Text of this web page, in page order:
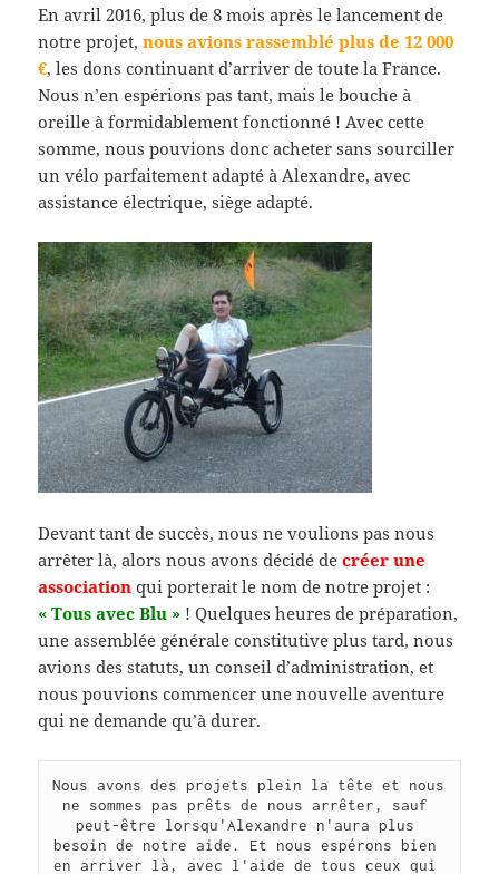
En avril 2016, plus de 8 mois après le lancement de
notre projet,nous avions rassemblé plus de 12 000
€, les dons continuant d’arriver de toute la France.
Nous n’en espérions pas tant, mais le bouche à
oreille à formidablement fonctionné ! Avec cette
somme, nous pouvions donc acheter sans sourciller
un vélo parfaitement adapté à Alexandre, avec
assistance électrique, siège adapté.
Devant tant de succès, nous ne voulions pas nous
arrêter là, alors nous avons décidé decréer une
association qui porterait le nom de notre projet :
« Tous avec Blu » ! Quelques heures de préparation,
une assemblée générale constitutive plus tard, nous
avions des statuts, un conseil d’administration, et
nous pouvions commencer une nouvelle aventure
qui ne demande qu’à durer.
Nous avons des projets plein la tête et nous
ne sommes pas prêts de nous arrêter, sauf
peut-être lorsqu'Alexandre n'aura plus
besoin de notre aide. Et nous espérons bien
en arriver là, avec l'aide de tous ceux qui